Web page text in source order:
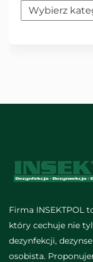
Kategorie
Firma INSEKTPOL
który cechuje nie
dezynfekcji,
osobista.